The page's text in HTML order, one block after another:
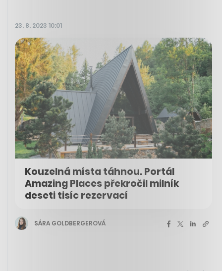
23. 8. 2023 10:01
Kouzelná místa táhnou. Portál
Amazing Places překročil milník
deseti tisíc rezervací
SÁRA GOLDBERGEROVÁ